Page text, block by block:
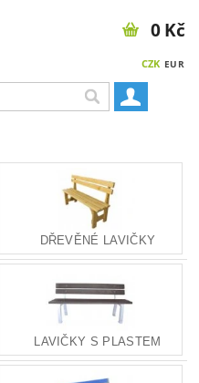
CZK EUR
0 Kč
DŘEVĚNÉ LAVIČKY
LAVIČKY S PLASTEM